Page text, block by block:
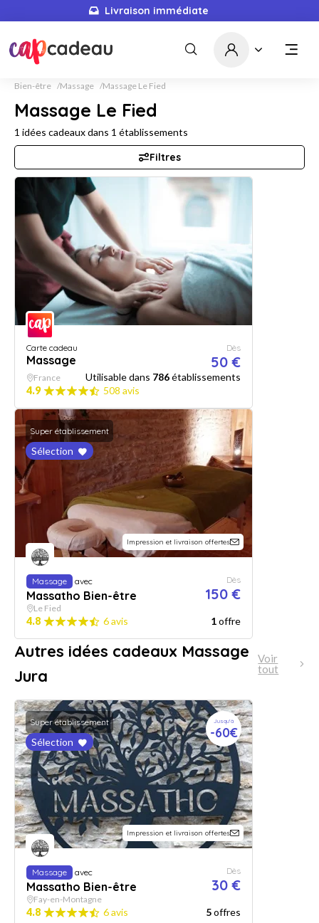
Livraison immédiate
Bien-être Massage Massage Le Fied
Massage Le Fied
1 idées cadeaux dans 1 établissements
Filtres
Carte cadeau
Massage
Dès
50 €
France Utilisable dans 786établissements
4.9
508 avis
Super établissement
Sélection
Impression et livraison offertes
Massage avec
Massatho Bien-être
Dès
150 €
Le Fied
4.8 6 avis 1offre
Autres idées cadeaux Massage
Jura
Voir
tout
Super établissement
Sélection
Impression et livraison offertes
Jusqu'à
-60€
Massage avec
Massatho Bien-être
Dès
30 €
Fay-en-Montagne
4.8 6 avis 5offres